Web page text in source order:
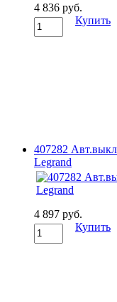
4 836 руб.
Купить
407282
Legrand
4 897 руб.
Купить